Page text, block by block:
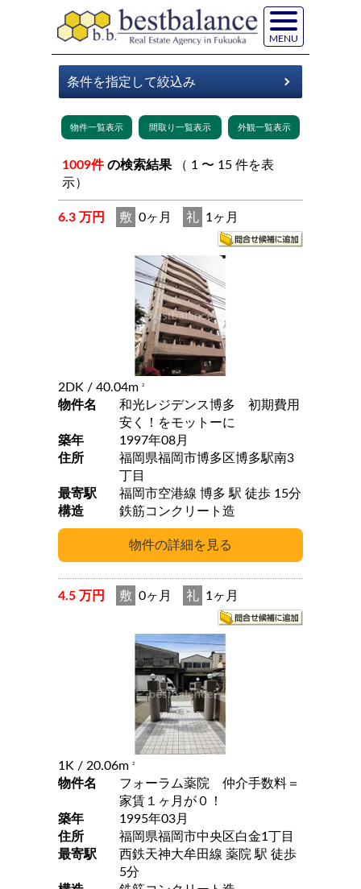
MENU
1009件 の検索結果
示）
6.3 万円 敷 0ヶ月 礼 1ヶ月
2DK / 40.04m 2
物件名
和光レジデンス博多 初期費用
安く！をモットーに
築年
1997年08月
住所
福岡県福岡市博多区博多駅南3
丁目
最寄駅
福岡市空港線 博多 駅 徒歩 15分
構造
鉄筋コンクリート造
4.5 万円 敷 0ヶ月 礼 1ヶ月
1K / 20.06m 2
物件名
フォーラム薬院 仲介手数料＝
家賃１ヶ月が０！
築年
1995年03月
住所
福岡県福岡市中央区白金1丁目
最寄駅
西鉄天神大牟田線 薬院 駅 徒歩
5分